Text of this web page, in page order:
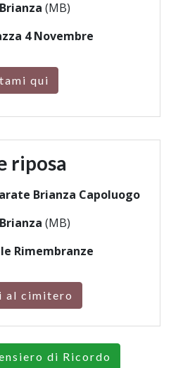
(MB)
4 Novembre
qui
riposa
Brianza Capoluogo
(MB)
Rimembranze
al cimitero
di Ricordo